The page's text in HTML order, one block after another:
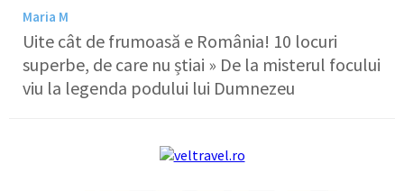
Maria M
Uite cât de frumoasă e România! 10 locuri
superbe, de care nu știai » De la misterul focului
viu la legenda podului lui Dumnezeu